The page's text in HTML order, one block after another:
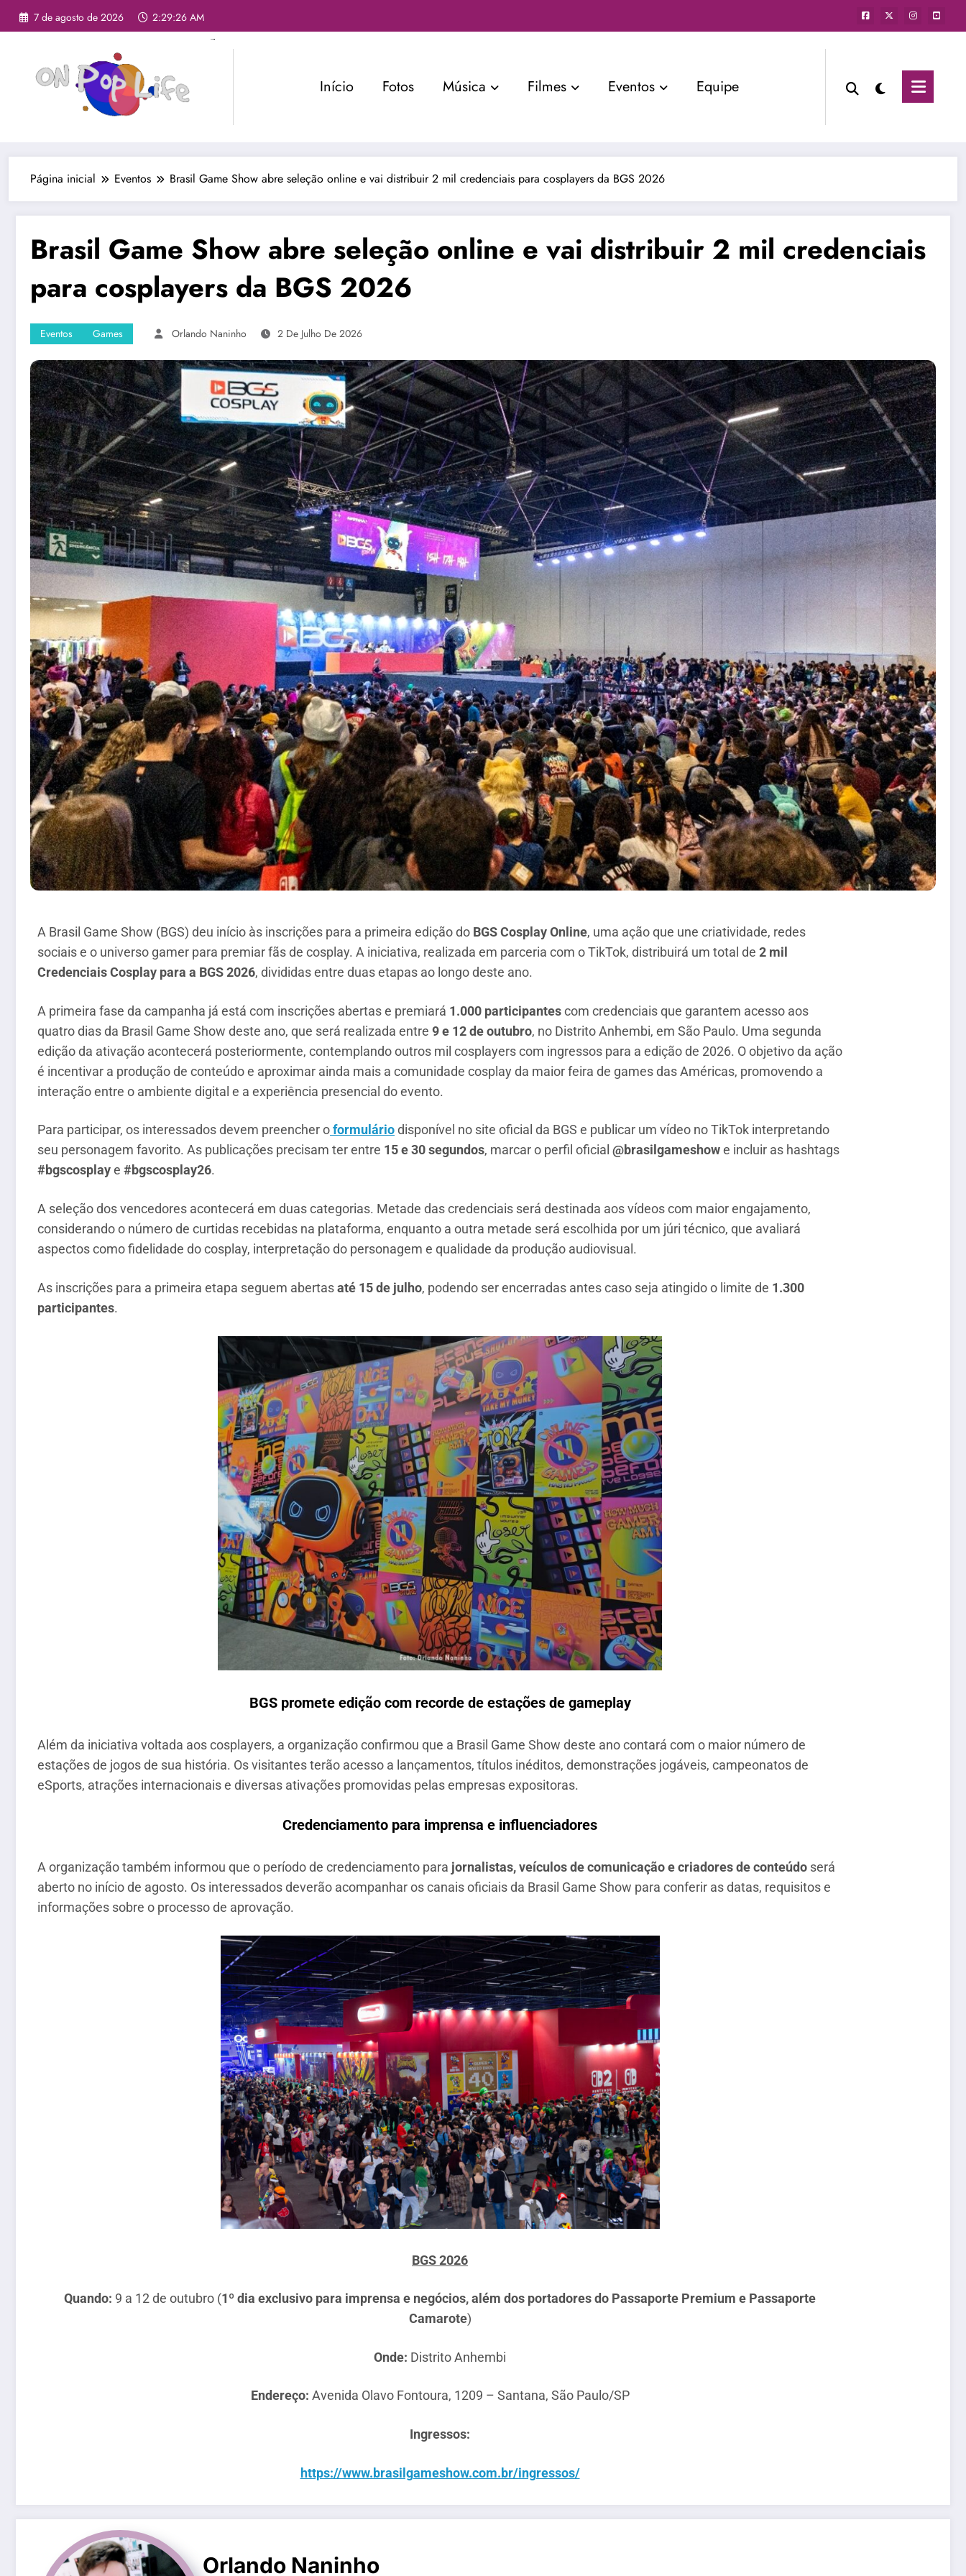
7 de agosto de 2026 2:29:28 AM
Início Fotos Música Filmes Eventos Equipe
Página inicial Eventos Brasil Game Show abre seleção online e vai distribuir 2 mil credenciais para cosplayers da BGS 2026
Brasil Game Show abre seleção online e vai distribuir 2 mil credenciais
para cosplayers da BGS 2026
Eventos Games Orlando Naninho 2 De Julho De 2026
A Brasil Game Show (BGS) deu início às inscrições para a primeira edição do BGS Cosplay Online, uma ação que une criatividade, redes
sociais e o universo gamer para premiar fãs de cosplay. A iniciativa, realizada em parceria com o TikTok, distribuirá um total de 2 mil
Credenciais Cosplay para a BGS 2026, divididas entre duas etapas ao longo deste ano.
A primeira fase da campanha já está com inscrições abertas e premiará 1.000 participantescom credenciais que garantem acesso aos
quatro dias da Brasil Game Show deste ano, que será realizada entre 9 e 12 de outubro, no Distrito Anhembi, em São Paulo. Uma segunda
edição da ativação acontecerá posteriormente, contemplando outros mil cosplayers com ingressos para a edição de 2026. O objetivo da ação
é incentivar a produção de conteúdo e aproximar ainda mais a comunidade cosplay da maior feira de games das Américas, promovendo a
interação entre o ambiente digital e a experiência presencial do evento.
Para participar, os interessados devem preencher oformuláriodisponível no site oficial da BGS e publicar um vídeo no TikTok interpretando
seu personagem favorito. As publicações precisam ter entre 15 e 30 segundos, marcar o perfil oficial @brasilgameshowe incluir as hashtags
#bgscosplaye #bgscosplay26.
A seleção dos vencedores acontecerá em duas categorias. Metade das credenciais será destinada aos vídeos com maior engajamento,
considerando o número de curtidas recebidas na plataforma, enquanto a outra metade será escolhida por um júri técnico, que avaliará
aspectos como fidelidade do cosplay, interpretação do personagem e qualidade da produção audiovisual.
As inscrições para a primeira etapa seguem abertasaté 15 de julho, podendo ser encerradas antes caso seja atingido o limite de 1.300
participantes.
BGS promete edição com recorde de estações de gameplay
Além da iniciativa voltada aos cosplayers, a organização confirmou que a Brasil Game Show deste ano contará com o maior número de
estações de jogos de sua história. Os visitantes terão acesso a lançamentos, títulos inéditos, demonstrações jogáveis, campeonatos de
eSports, atrações internacionais e diversas ativações promovidas pelas empresas expositoras.
Credenciamento para imprensa e influenciadores
A organização também informou que o período de credenciamento para jornalistas, veículos de comunicação e criadores de conteúdo será
aberto no início de agosto. Os interessados deverão acompanhar os canais oficiais da Brasil Game Show para conferir as datas, requisitos e
informações sobre o processo de aprovação.
BGS 2026
Quando: 9 a 12 de outubro (1º dia exclusivo para imprensa e negócios, além dos portadores do Passaporte Premium e Passaporte
Camarote)
Onde: Distrito Anhembi
Endereço: Avenida Olavo Fontoura, 1209 – Santana, São Paulo/SP
Ingressos:
https://www.brasilgameshow.com.br/ingressos/
Orlando Naninho